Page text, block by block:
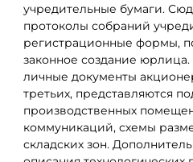
учредительные бумаги.
протоколы собраний
регистрационные формы,
законное создание
личные документы
третьих, представляются
производственных
коммуникаций, схемы
складских зон.